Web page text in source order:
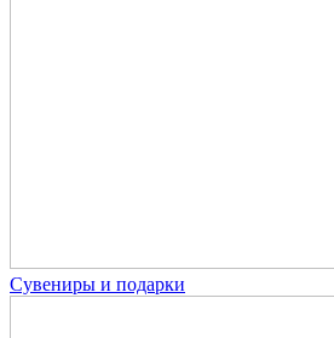
Сувениры и подарки